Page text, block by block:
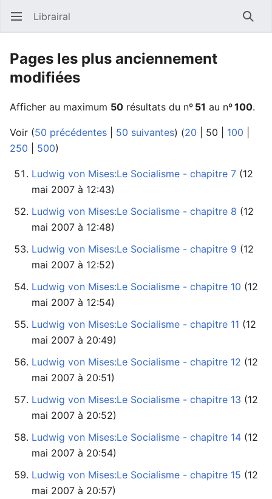
Ouvrir le menu principal Librairal
Pages les plus anciennement
modifiées
Afficher au maximum 50 résultats du nº 51 au nº100.
Voir (50 précédentes 50 suivantes) (20 50 100
250
500)
Ludwig von Mises:Le Socialisme - chapitre 7
mai 2007 à 12:43)
Ludwig von Mises:Le Socialisme - chapitre 8
mai 2007 à 12:48)
Ludwig von Mises:Le Socialisme - chapitre 9
mai 2007 à 12:52)
Ludwig von Mises:Le Socialisme - chapitre 10
mai 2007 à 12:54)
Ludwig von Mises:Le Socialisme - chapitre 11
mai 2007 à 20:49)
Ludwig von Mises:Le Socialisme - chapitre 12
mai 2007 à 20:51)
Ludwig von Mises:Le Socialisme - chapitre 13
mai 2007 à 20:52)
Ludwig von Mises:Le Socialisme - chapitre 14
mai 2007 à 20:54)
Ludwig von Mises:Le Socialisme - chapitre 15
mai 2007 à 20:57)